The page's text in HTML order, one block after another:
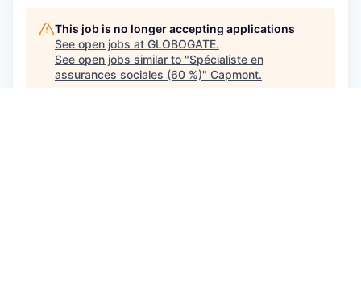
This job is no longer accepting applications
See open jobs at GLOBOGATE.
See open jobs similar to "Spécialiste en
assurances sociales (60 %)" Capmont.